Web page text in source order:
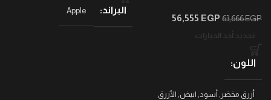
63,666EGP
56,555 EGP
تحديد أحد الخيارات
اللون
أزرق مخضر , أسود, ابيض, الأزرق
البراند Apple